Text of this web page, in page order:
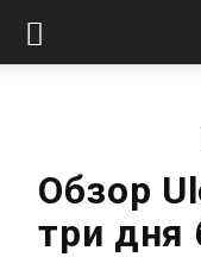
Обзор
три дня